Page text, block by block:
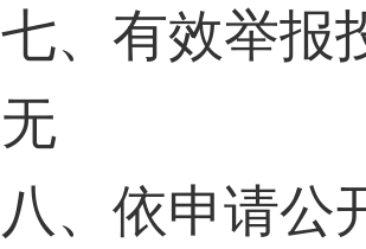
七、有效举报
无
八、依申请公